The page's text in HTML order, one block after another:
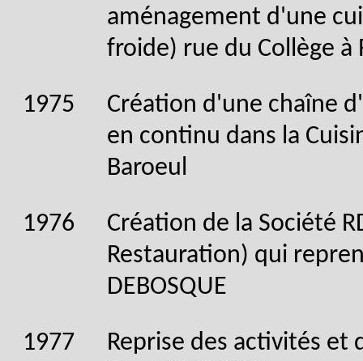
aménagement d'une
froide) rue du Collège à
1975
Création d'une chaîne
en continu dans la
Baroeul
1976
Création de la Société
Restauration) qui
DEBOSQUE
1977
Reprise des activités et